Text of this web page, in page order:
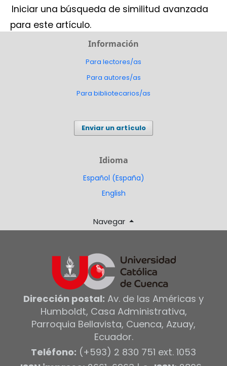
Iniciar una búsqueda de similitud avanzada
para este artículo.
Información
Para lectores/as
Para autores/as
Para bibliotecarios/as
Enviar un artículo
Idioma
Español (España)
English
Navegar
Dirección postal: Av. de las Américas y
Humboldt, Casa Administrativa,
Parroquia Bellavista, Cuenca, Azuay,
Ecuador.
Teléfono: (+593) 2 830 751 ext. 1053